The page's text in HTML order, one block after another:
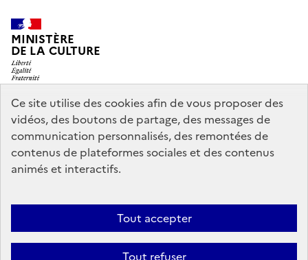
Ce site utilise des cookies afin de vous proposer des
vidéos, des boutons de partage, des messages de
communication personnalisés, des remontées de
contenus de plateformes sociales et des contenus
animés et interactifs.
Tout accepter
Tout refuser
MINISTÈRE
DE LA CULTURE
legifrance.gouv.fr
info.gouv.fr
service-public.gouv.fr
data.gouv.fr
Mentions légales
conforme
Politique d’utilisation des témoins de connexion